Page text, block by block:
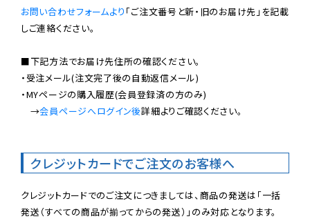
お問い合わせフォームより 「ご注文番号と新・旧のお届け先」を記載
しご連絡ください。
■下記方法でお届け先住所の確認ください。
・受注メール(注文完了後の自動返信メール)
・MYページの購入履歴(会員登録済の方のみ)
→会員ページへログイン後詳細よりご確認ください。
クレジットカードでご注文のお客様へ
クレジットカードでのご注文につきましては、商品の発送は「一括
発送（すべての商品が揃ってからの発送）」のみ対応となります。